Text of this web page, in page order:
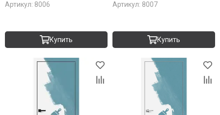
Артикул: 8006
Купить
Артикул: 8007
Купить